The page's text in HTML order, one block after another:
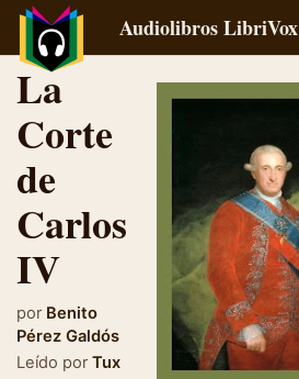
Audiolibros LibriVox
La
Corte
de
Carlos
IV
por Benito
Pérez Galdós
Leído por Tux